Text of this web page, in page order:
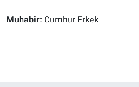
Muhabir: Cumhur Erkek